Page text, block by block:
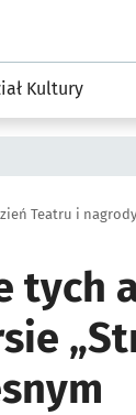
Kultury
Teatru i
tych